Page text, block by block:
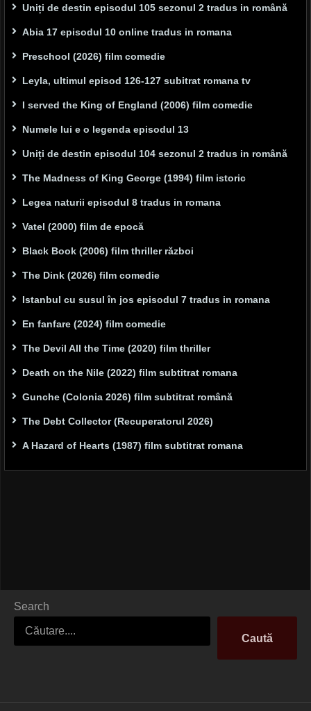
Uniți de destin episodul 105 sezonul 2 tradus in română
Abia 17 episodul 10 online tradus in romana
Preschool (2026) film comedie
Leyla, ultimul episod 126-127 subitrat romana tv
I served the King of England (2006) film comedie
Numele lui e o legenda episodul 13
Uniți de destin episodul 104 sezonul 2 tradus in română
The Madness of King George (1994) film istoric
Legea naturii episodul 8 tradus in romana
Vatel (2000) film de epocă
Black Book (2006) film thriller război
The Dink (2026) film comedie
Istanbul cu susul în jos episodul 7 tradus in romana
En fanfare (2024) film comedie
The Devil All the Time (2020) film thriller
Death on the Nile (2022) film subtitrat romana
Gunche (Colonia 2026) film subtitrat română
The Debt Collector (Recuperatorul 2026)
A Hazard of Hearts (1987) film subtitrat romana
Search
Caută